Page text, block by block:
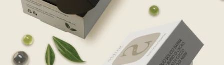
supporto 0 in modalità modale